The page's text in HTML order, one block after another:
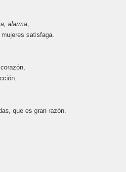
alarma,
satisfaga.
que es gran razón.